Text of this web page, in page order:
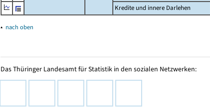
Kredite und innere Darlehen
▴ nach oben
Das Thüringer Landesamt für Statistik in den sozialen Netzwerken: